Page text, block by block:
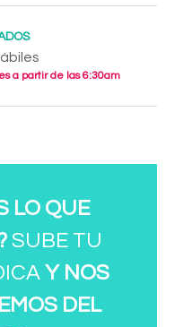
a partir de las 6:30am
LO QUE
SUBE TU
Y NOS
DEL